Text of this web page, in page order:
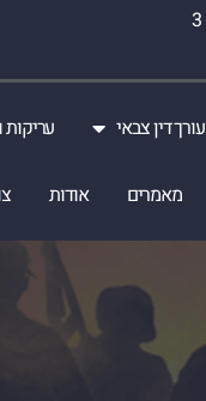
עורך דין צבאי
מאמרים אודות